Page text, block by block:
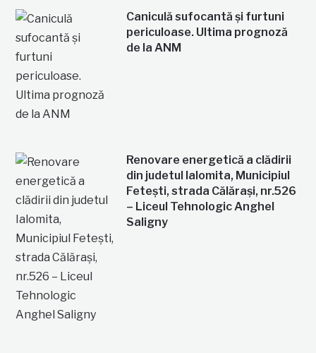
Caniculă sufocantă și furtuni
periculoase. Ultima prognoză
de la ANM
Renovare energetică a clădirii
din judetul Ialomita, Municipiul
Fetești, strada Călărași, nr.526
– Liceul Tehnologic Anghel
Saligny